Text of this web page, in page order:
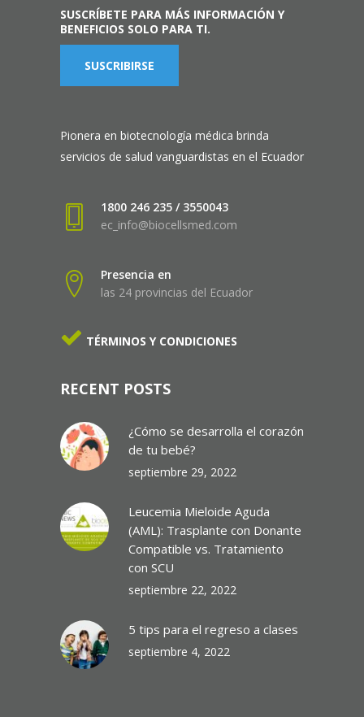
SUSCRÍBETE PARA MÁS INFORMACIÓN Y
BENEFICIOS SOLO PARA TI.
SUSCRIBIRSE
Pionera en biotecnología médica brinda
servicios de salud vanguardistas en el Ecuador
1800 246 235 / 3550043
ec_info@biocellsmed.com
Presencia en
las 24 provincias del Ecuador
TÉRMINOS Y CONDICIONES
RECENT POSTS
¿Cómo se desarrolla el corazón
de tu bebé?
septiembre 29, 2022
Leucemia Mieloide Aguda
(AML): Trasplante con Donante
Compatible vs. Tratamiento
con SCU
septiembre 22, 2022
5 tips para el regreso a clases
septiembre 4, 2022